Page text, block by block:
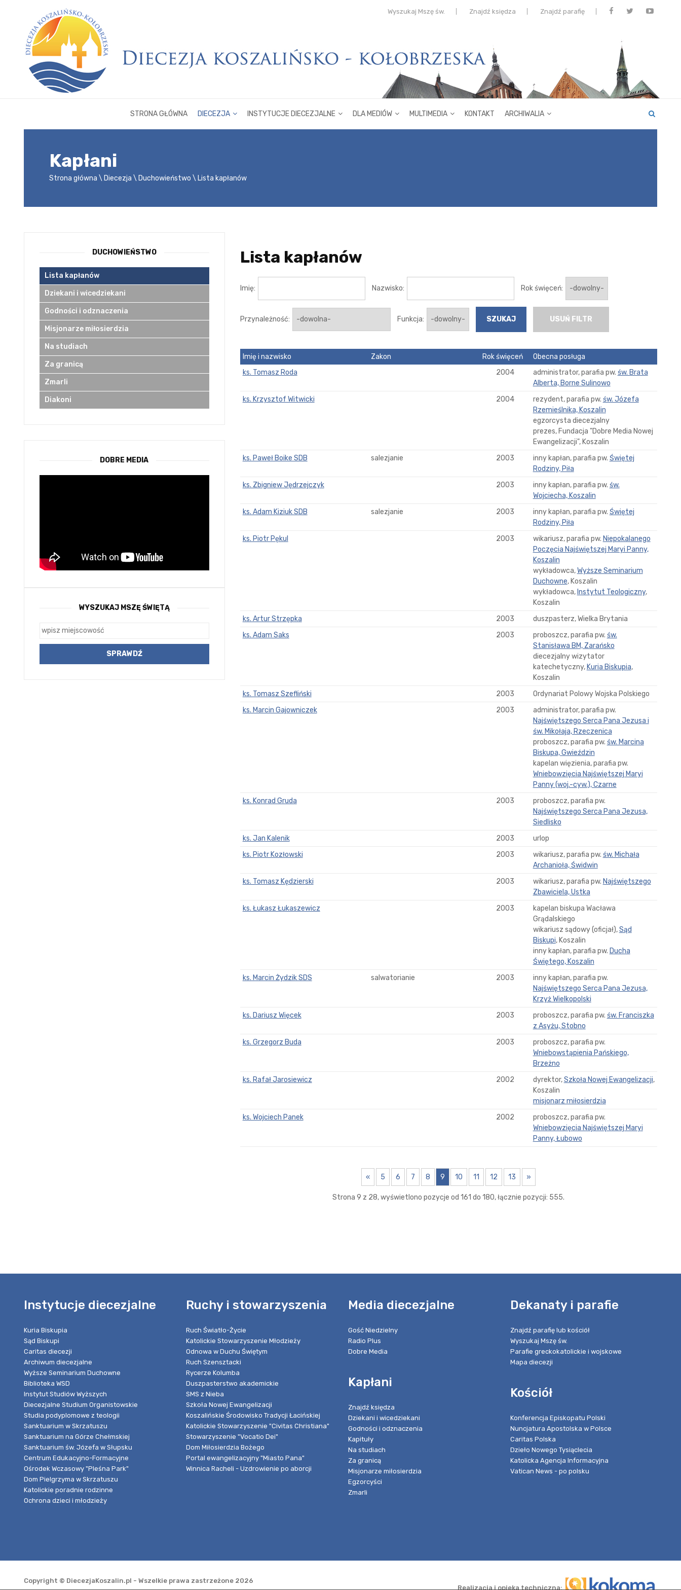
Wyszukaj Mszę św. Znajdź księdza Znajdź parafię
STRONA GŁÓWNA DIECEZJA INSTYTUCJE DIECEZJALNE DLA MEDIÓW MULTIMEDIA KONTAKT ARCHIWALIA
Kapłani
Strona główna Diecezja Duchowieństwo Lista kapłanów
Lista kapłanów
Imię: Nazwisko: Rok święceń:
Przynależność: Funkcja: USUŃ FILTR
Imię i nazwisko Zakon Rok święceń
Obecna posługa
ks. Tomasz Roda
2004 administrator, parafia pw. św. Brata
Alberta, Borne Sulinowo
ks. Krzysztof Witwicki
2004 rezydent, parafia pw. św. Józefa
Rzemieślnika, Koszalin
egzorcysta diecezjalny
prezes, Fundacja "Dobre Media Nowej
Ewangelizacji", Koszalin
ks. Paweł Boike SDB
salezjanie 2003 inny kapłan, parafia pw. Świętej
Rodziny, Piła
ks. Zbigniew Jędrzejczyk
2003 inny kapłan, parafia pw. św.
Wojciecha, Koszalin
ks. Adam Kiziuk SDB
salezjanie 2003 inny kapłan, parafia pw. Świętej
Rodziny, Piła
ks. Piotr Pękul
2003 wikariusz, parafia pw. Niepokalanego
Poczęcia Najświętszej Maryi Panny,
Koszalin
wykładowca,Wyższe Seminarium
Duchowne, Koszalin
wykładowca, Instytut Teologiczny,
Koszalin
ks. Artur Strzępka
2003
duszpasterz, Wielka Brytania
ks. Adam Saks
2003 proboszcz, parafia pw. św.
Stanisława BM, Zarańsko
diecezjalny wizytator
katechetyczny, Kuria Biskupia,
Koszalin
ks. Tomasz Szefliński
2003
Ordynariat Polowy Wojska Polskiego
ks. Marcin Gajowniczek
2003
administrator, parafia pw.
Najświętszego Serca Pana Jezusa i
św. Mikołaja, Rzeczenica
proboszcz, parafia pw. św. Marcina
Biskupa, Gwieździn
kapelan więzienia, parafia pw.
Wniebowzięcia Najświętszej Maryi
Panny (woj.-cyw.), Czarne
ks. Konrad Gruda
2003
proboszcz, parafia pw.
Najświętszego Serca Pana Jezusa,
Siedlisko
ks. Jan Kalenik
2003
urlop
ks. Piotr Kozłowski
2003 wikariusz, parafia pw. św. Michała
Archanioła, Świdwin
ks. Tomasz Kędzierski
2003 wikariusz, parafia pw. Najświętszego
Zbawiciela, Ustka
ks. Łukasz Łukaszewicz
2003
kapelan biskupa Wacława
Grądalskiego
wikariusz sądowy (oficjał),Sąd
Biskupi, Koszalin
inny kapłan, parafia pw. Ducha
Świętego, Koszalin
ks. Marcin Żydzik SDS
salwatorianie 2003
inny kapłan, parafia pw.
Najświętszego Serca Pana Jezusa,
Krzyż Wielkopolski
ks. Dariusz Więcek
2003 proboszcz, parafia pw. św. Franciszka
z Asyżu, Stobno
ks. Grzegorz Buda
2003
proboszcz, parafia pw.
Wniebowstąpienia Pańskiego,
Brzeżno
ks. Rafał Jarosiewicz
2002 dyrektor,Szkoła Nowej Ewangelizacji,
Koszalin
misjonarz miłosierdzia
ks. Wojciech Panek
2002
proboszcz, parafia pw.
Wniebowzięcia Najświętszej Maryi
Panny, Łubowo
« 5 6 7 8 9 10 11 12 13 »
Strona 9 z 28, wyświetlono pozycje od 161 do 180, łącznie pozycji: 555.
DUCHOWIEŃSTWO
Lista kapłanów
Dziekani i wicedziekani
Godności i odznaczenia
Misjonarze miłosierdzia
Na studiach
Za granicą
Zmarli
Diakoni
DOBRE MEDIA
WYSZUKAJ MSZĘ ŚWIĘTĄ
Instytucje diecezjalne
Kuria Biskupia
Sąd Biskupi
Caritas diecezji
Archiwum diecezjalne
Wyższe Seminarium Duchowne
Biblioteka WSD
Instytut Studiów Wyższych
Diecezjalne Studium Organistowskie
Studia podyplomowe z teologii
Sanktuarium w Skrzatuszu
Sanktuarium na Górze Chełmskiej
Sanktuarium św. Józefa w Słupsku
Centrum Edukacyjno-Formacyjne
Ośrodek Wczasowy "Pleśna Park"
Dom Pielgrzyma w Skrzatuszu
Katolickie poradnie rodzinne
Ochrona dzieci i młodzieży
Ruchy i stowarzyszenia
Ruch Światło-Życie
Katolickie Stowarzyszenie Młodzieży
Odnowa w Duchu Świętym
Ruch Szensztacki
Rycerze Kolumba
Duszpasterstwo akademickie
SMS z Nieba
Szkoła Nowej Ewangelizacji
Koszalińskie Środowisko Tradycji Łacińskiej
Katolickie Stowarzyszenie "Civitas Christiana"
Stowarzyszenie "Vocatio Dei"
Dom Miłosierdzia Bożego
Portal ewangelizacyjny "Miasto Pana"
Winnica Racheli - Uzdrowienie po aborcji
Media diecezjalne
Gość Niedzielny
Radio Plus
Dobre Media
Kapłani
Znajdź księdza
Dziekani i wicedziekani
Godności i odznaczenia
Kapituły
Na studiach
Za granicą
Misjonarze miłosierdzia
Egzorcyści
Zmarli
Dekanaty i parafie
Znajdź parafię lub kościół
Wyszukaj Mszę św.
Parafie greckokatolickie i wojskowe
Mapa diecezji
Kościół
Konferencja Episkopatu Polski
Nuncjatura Apostolska w Polsce
Caritas Polska
Dzieło Nowego Tysiąclecia
Katolicka Agencja Informacyjna
Vatican News - po polsku
Copyright © DiecezjaKoszalin.pl - Wszelkie prawa zastrzeżone 2026
Realizacja i opieka techniczna: